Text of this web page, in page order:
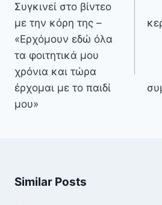
Συγκινεί στο βίντεο
με την κόρη της –
«Ερχόμουν εδώ όλα
τα φοιτητικά μου
χρόνια και τώρα
έρχομαι με το παιδί
μου»
Similar Posts